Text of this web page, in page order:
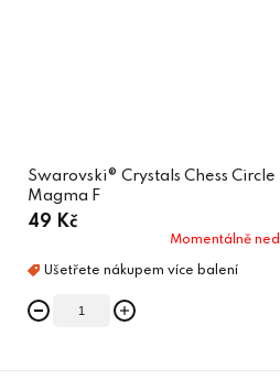
Swarovski® Crystals Chess
Magma F
49 Kč
Momentálně